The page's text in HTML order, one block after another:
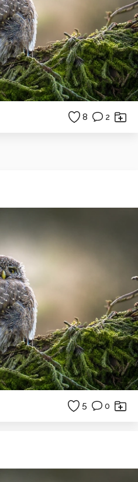
8 2
5 0